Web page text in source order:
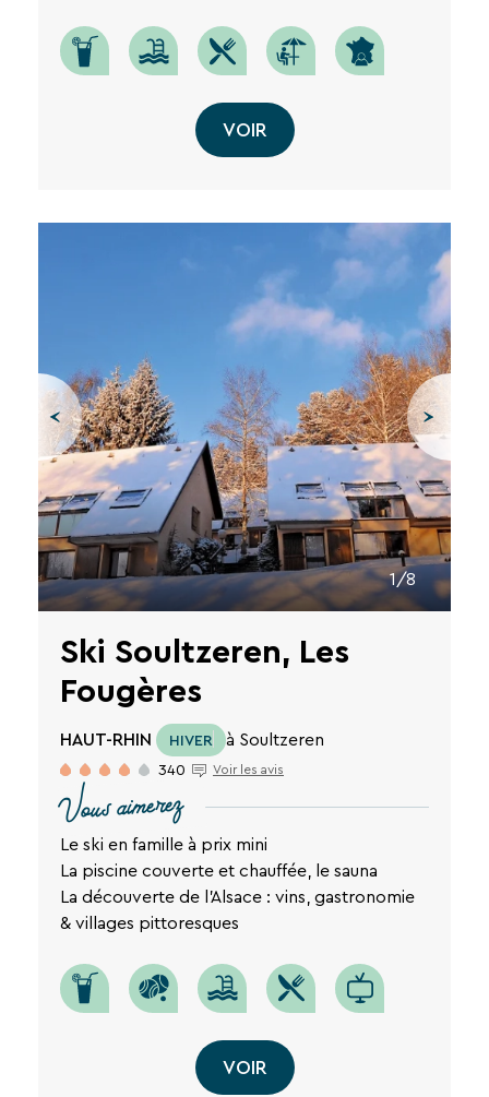
VOIR
1/8
Ski Soultzeren, Les
Fougères
HAUT-RHIN HIVER à Soultzeren
340 Voir les avis
Vous aimerez
Le ski en famille à prix mini
La piscine couverte et chauffée, le sauna
La découverte de l’Alsace : vins, gastronomie
& villages pittoresques
VOIR